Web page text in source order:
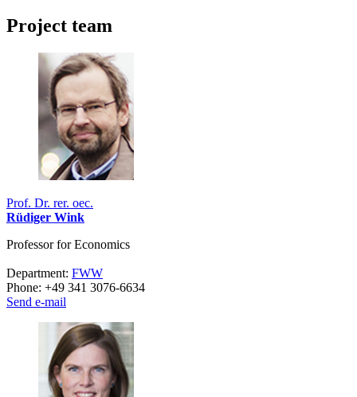
Project team
Prof. Dr. rer. oec.
Rüdiger Wink
Professor for Economics
Department: FWW
Phone: +49 341 3076-6634
Send e-mail